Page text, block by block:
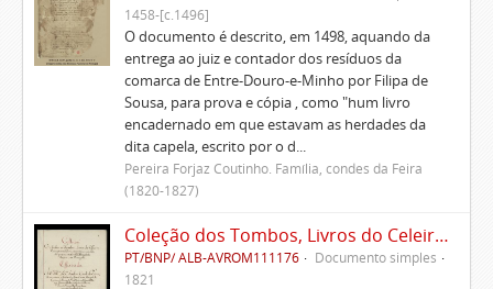
1458-[c.1496]
O documento é descrito, em 1498, aquando da
entrega ao juiz e contador dos resíduos da
comarca de Entre-Douro-e-Minho por Filipa de
Sousa, para prova e cópia , como "hum livro
encadernado em que estavam as herdades da
dita capela, escrito por o d...
Pereira Forjaz Coutinho. Família, condes da Feira
(1820-1827)
Coleção dos Tombos, Livros do Celeiro, Escrituras, Documentos e títulos pertencentes ao Morgado de Freiriz e de Penegate
PT/BNP/ ALB-AVROM111176
Documento simples
1821